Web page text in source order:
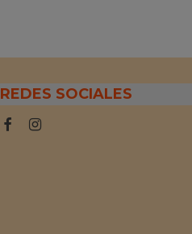
REDES SOCIALES